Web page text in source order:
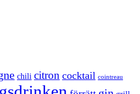
chili citron cocktail cointreau